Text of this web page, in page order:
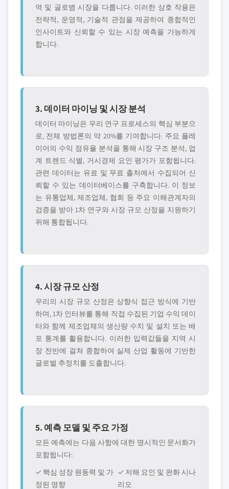
역 및 글로볌 시장을 다룹니다. 이러한 상호 작용은
전략적, 운영적, 기술적 관점을 제공하여 종합적인
인사이트와 신뢰할 수 있는 시장 예측을 가능하게
합니다.
3. 데이터 마이닝 및 시장 분석
데이터 마이닝은 우리 연구 프로세스의 핵심 부분으
로, 전체 방법론의 약 20%를 기여합니다. 주요 플레
이어의 수익 점유율 분석을 통해 시장 구조 분석, 업
계 트렌드 식별, 거시경제 요인 평가가 포함됩니다.
관련 데이터는 유료 및 무료 출처에서 수집되어 신
뢰할 수 있는 데이터베이스를 구축합니다. 이 정보
는 유통업체, 제조업체, 협회 등 주요 이해관계자의
검증을 받아 1차 연구와 시장 규모 산정을 지원하기
위해 통합됩니다.
4. 시장 규모 산정
우리의 시장 규모 산정은 상향식 접근 방식에 기반
하며, 1차 인터뷰를 통해 직접 수집된 기업 수익 데이
터와 함께 제조업체의 생산량 수치 및 설치 또는 배
포 통계를 활용합니다. 이러한 입력값들을 지역 시
장 전반에 걸쳐 종합하여 실제 산업 활동에 기반한
글로벌 추정치를 도출합니다.
5. 예측 모델 및 주요 가정
모든 예측에는 다음 사항에 대한 명시적인 문서화가
포함됩니다:
✓ 핵심 성장 원동력 및 가
정된 영향
✓ 저해 요인 및 완화 시나
리오